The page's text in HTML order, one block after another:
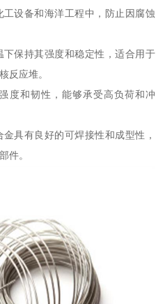
设备和海洋工程中，防止因腐蚀
保持其强度和稳定性，适合用于
反应堆。
度和韧性，能够承受高负荷和冲
具有良好的可焊接性和成型性，
件。